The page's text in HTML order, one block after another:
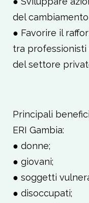
del
● Favorire il
tra
del settore
Principali
ERI Gambia:
● donne;
● giovani;
● soggetti
● disoccupati;